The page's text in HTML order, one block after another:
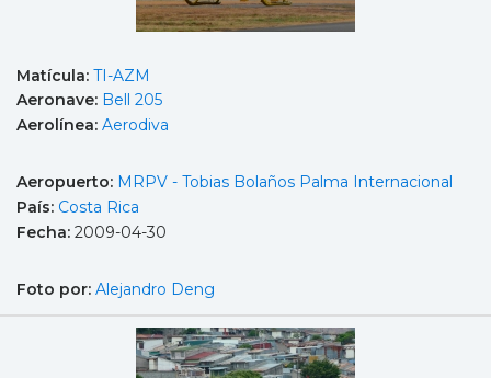
Matícula: TI-AZM
Aeronave: Bell 205
Aerolínea: Aerodiva
Aeropuerto: MRPV - Tobias Bolaños Palma Internacional
País: Costa Rica
Fecha: 2009-04-30
Foto por: Alejandro Deng